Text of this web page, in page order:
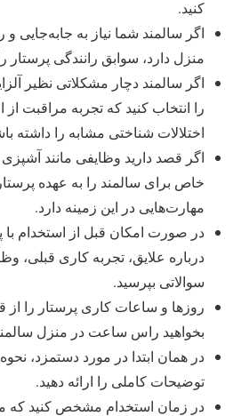
کنید.
اگر سالمند شما نیاز به جابه‌جایی
منزل دارد، سوابق رانندگی پرستار
اگر سالمند دچار مشکلاتی نظیر
را انتخاب کنید که تجربه مراقبت از
اختلالات شناختی مشابه را داشته‌
اگر قصد دارید وظایفی مانند
خاص برای سالمند را به عهده
مهارت‌هایی در این زمینه دارد.
در صورت امکان قبل از استخدام با
درباره علایق، تجربه کاری قبلی،
سوالاتی بپرسید.
روزها و ساعات کاری پرستار را
بخواهید راس ساعت در منزل
در همان ابتدا در مورد دستمزد،
توضیحات کاملی را ارائه دهید.
در زمان استخدام مشخص کنید که